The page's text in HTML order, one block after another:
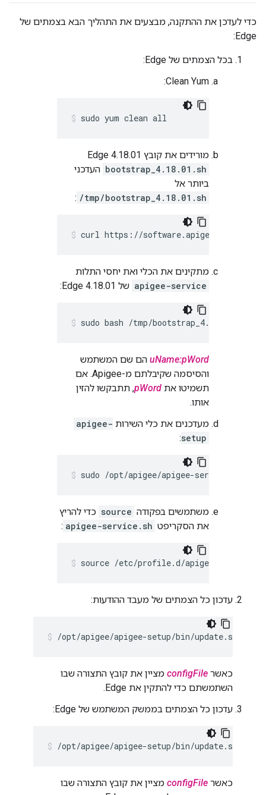
כדי לעדכן את ההתקנה, מבצעים את התהליך הבא בצמתים של
Edge:
בכל הצמתים של Edge:
Clean Yum:
sudo yum clean all
מורידים את קובץ Edge 4.18.01
bootstrap_4.18.01.sh העדכני
ביותר אל
/tmp/bootstrap_4.18.01.sh
:
curl https://software.apigee.com/
מתקינים את הכלי ואת יחסי התלות
apigee-service של Edge 4.18.01:
sudo bash /tmp/bootstrap_4.18.01.sh
uName:pWord הם שם המשתמש
והסיסמה שקיבלתם מ-Apigee. אם
תשמיטו את pWord, תתבקשו להזין
אותו.
מעדכנים את כלי השירות apigee-
setup
:
sudo /opt/apigee/apigee-service/bin/
משתמשים בפקודה source כדי להריץ
את הסקריפט apigee-service.sh
:
source /etc/profile.d/apigee-service.sh
עדכון כל הצמתים של מעבד ההודעות:
/opt/apigee/apigee-setup/bin/update.sh -c
כאשר configFile מציין את קובץ התצורה שבו
השתמשתם כדי להתקין את Edge.
עדכון כל הצמתים בממשק המשתמש של Edge:
/opt/apigee/apigee-setup/bin/update.sh -c
כאשר configFile מציין את קובץ התצורה שבו